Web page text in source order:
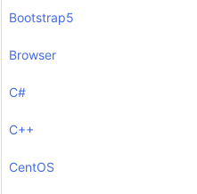
Bootstrap5
Browser
C#
C++
CentOS